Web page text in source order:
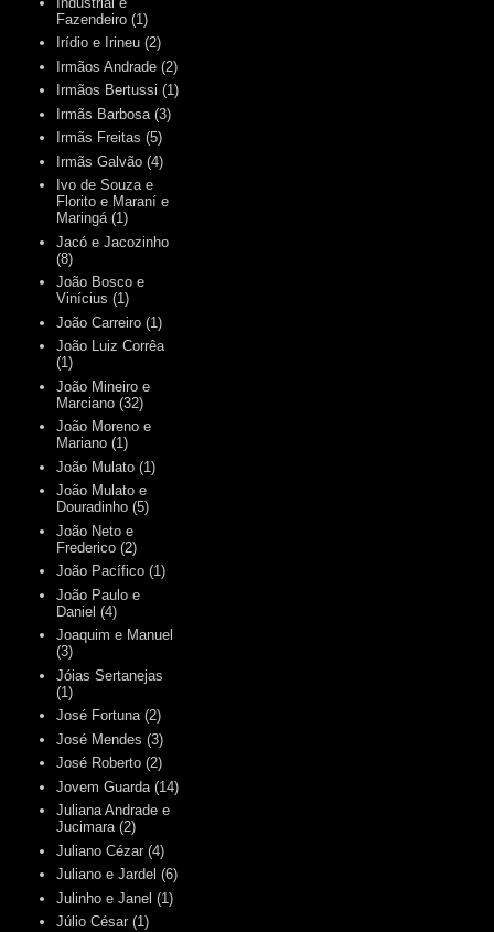
Fazendeiro (1)
Irídio e Irineu (2)
Irmãos Andrade (2)
Irmãos Bertussi (1)
Irmãs Barbosa (3)
Irmãs Freitas (5)
Irmãs Galvão (4)
Ivo de Souza e
Florito e Maraní e
Maringá (1)
Jacó e Jacozinho
(8)
João Bosco e
Vinícius (1)
João Carreiro (1)
João Luiz Corrêa
(1)
João Mineiro e
Marciano (32)
João Moreno e
Mariano (1)
João Mulato (1)
João Mulato e
Douradinho (5)
João Neto e
Frederico (2)
João Pacífico (1)
João Paulo e
Daniel (4)
Joaquim e Manuel
(3)
Jóias Sertanejas
(1)
José Fortuna (2)
José Mendes (3)
José Roberto (2)
Jovem Guarda (14)
Juliana Andrade e
Jucimara (2)
Juliano Cézar (4)
Juliano e Jardel (6)
Julinho e Janel (1)
Júlio César (1)